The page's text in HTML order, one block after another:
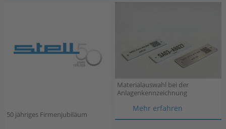
50 jähriges Firmenjubiläum
Materialauswahl bei der
Anlagenkennzeichnung
Mehr erfahren
bei